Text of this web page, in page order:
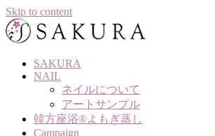
Skip to content
SAKURA
NAIL
ネイルについて
アートサンプル
韓方座浴®よもぎ蒸し
Campaign